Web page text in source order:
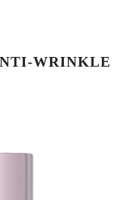
WRINKLE